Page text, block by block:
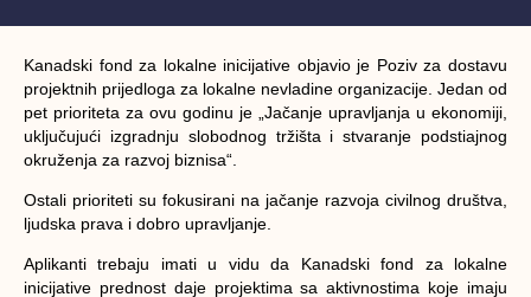
Kanadski fond za lokalne inicijative objavio je Poziv za dostavu
projektnih prijedloga za lokalne nevladine organizacije. Jedan od
pet prioriteta za ovu godinu je „Jačanje upravljanja u ekonomiji,
uključujući izgradnju slobodnog tržišta i stvaranje podstiajnog
okruženja za razvoj biznisa“.
Ostali prioriteti su fokusirani na jačanje razvoja civilnog društva,
ljudska prava i dobro upravljanje.
Aplikanti trebaju imati u vidu da Kanadski fond za lokalne
inicijative prednost daje projektima sa aktivnostima koje imaju